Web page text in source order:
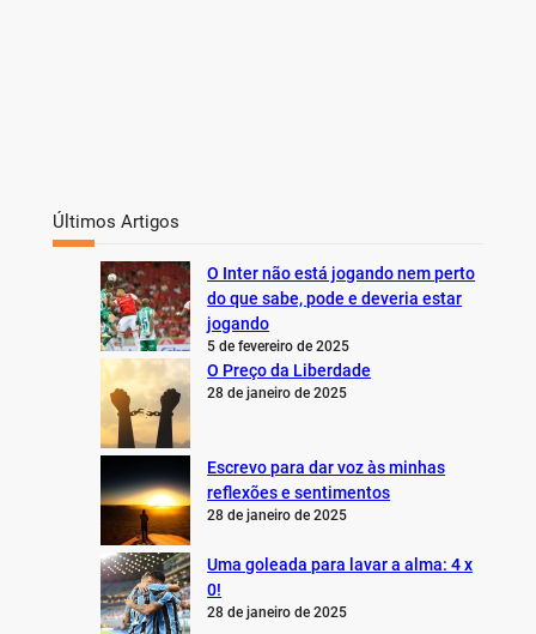
Últimos Artigos
O Inter não está jogando nem perto
do que sabe, pode e deveria estar
jogando
5 de fevereiro de 2025
O Preço da Liberdade
28 de janeiro de 2025
Escrevo para dar voz às minhas
reflexões e sentimentos
28 de janeiro de 2025
Uma goleada para lavar a alma: 4 x
0!
28 de janeiro de 2025